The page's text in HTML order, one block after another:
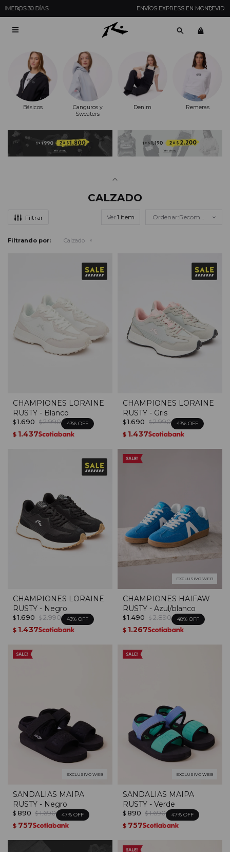
ENVÍOS EXPRESS EN MONTEVIDEO CON PEDIDOS YA

Básicos
Canguros y
Sweaters
Denim Remeras
CALZADO
Ver Recomendados
Filtrando por: Calzado
CHAMPIONES LORAINE
RUSTY - Blanco
$ 1.690 $ 2.990 43
$ 1.437
CHAMPIONES LORAINE
RUSTY - Gris
$ 1.690 $ 2.990 43
$ 1.437
CHAMPIONES LORAINE
RUSTY - Negro
$ 1.690 $ 2.990 43
$ 1.437
EXCLUSIVO WEB
CHAMPIONES HAIFAW
RUSTY - Azul/blanco
$ 1.490 $ 2.890 48
$ 1.267
EXCLUSIVO WEB
SANDALIAS MAIPA
RUSTY - Negro
$ 890 $ 1.690 47
$ 757
EXCLUSIVO WEB
SANDALIAS MAIPA
RUSTY - Verde
$ 890 $ 1.690 47
$ 757